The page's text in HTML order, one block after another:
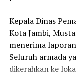
menemukan atau
tersebut.
‎Kejati Jambi
dengan aparat
setiap laporan
‎Kepala Dinas
Kota Jambi,
menerima
Seluruh armada
dikerahkan ke